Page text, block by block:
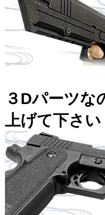
３Dパーツな
上げて下さい